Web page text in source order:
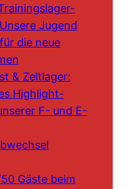
Jugend
die neue
& Zeltlager:
Highlight-
F- und E-
Gäste beim